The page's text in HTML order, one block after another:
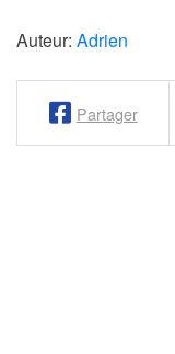
Auteur: Adrien
Partager